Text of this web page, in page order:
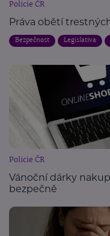
Policie ČR
Práva obětí
Bezpečnost Legislativa
Policie ČR
Vánoční dárky
bezpečně